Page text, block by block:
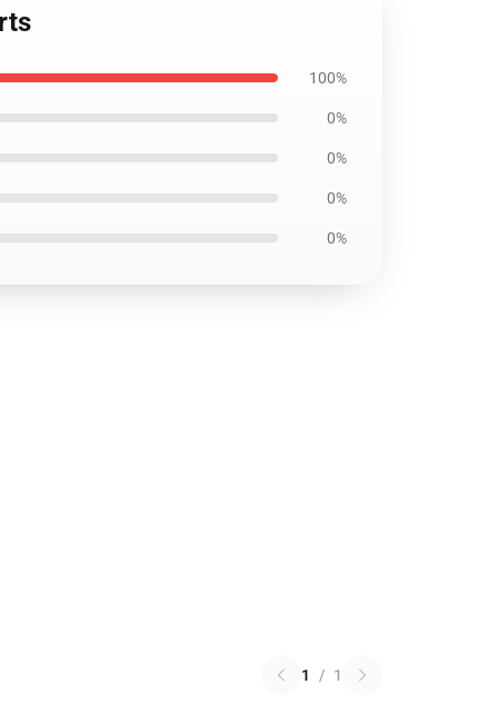
100%
0%
0%
0%
0%
1 / 1